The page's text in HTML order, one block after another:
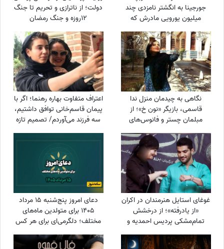
جورجینا به انگشتر نامزدی چند
میلیون یورویی مادرش که
رونالدو به او هدیه داده بود!
دولت؛ از ناترازی و تحریم تا جنگ
12روزه و جنگ رمضان
نگاهی به چیدمان منزل ندا
قاسمی، بازیگر «نون خ»؛ از
مبلمان چستر و فانوس‌های
دکوراتیو تا کابینت شیشه‌ای و
آباژورهای کلاسیک
اعتراف متفاوت بهاره رهنما؛ اگر با
پیمان قاسم‌خانی توافق داشتیم،
سه فرزند می‌آوردم/ تصمیم تازه
برای ازدواج
غوغای استایل هنرمندان در اکران
«از یادرفته»؛ از درخشش
تمام‌مشکی پردیس احمدیه و
آزیتا حاجیان تا تیپ اسپورت
سینا مهراد و مجید مظفری
دعای امروز پنج‌شنبه 15 مرداد
1405 برای متولدین ماه‌های
مختلف؛ دلگرمی‌ای برای هر کس
که در آرزوها و نیازهای زندگی
مانده است